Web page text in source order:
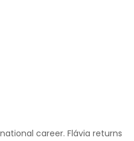
career. Flávia returns